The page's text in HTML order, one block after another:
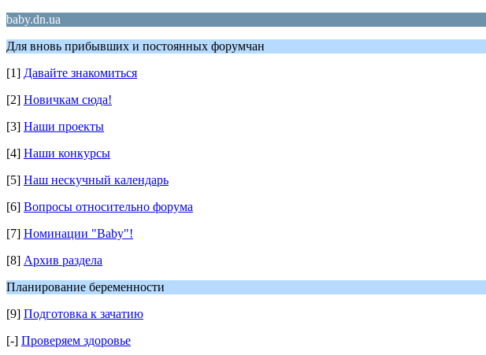
baby.dn.ua
Для вновь прибывших и постоянных форумчан
[1] Давайте знакомиться
[2] Новичкам сюда!
[3] Наши проекты
[4] Наши конкурсы
[5] Наш нескучный календарь
[6] Вопросы относительно форума
[7] Номинации "Baby"!
[8] Архив раздела
Планирование беременности
[9] Подготовка к зачатию
[-] Проверяем здоровье